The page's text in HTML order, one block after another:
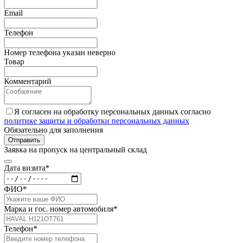
Email
Телефон
Номер телефона указан неверно
Товар
Комментарий
Я согласен на обработку персональных данных согласно
политике защиты и обработки персональных данных
Обязательно для заполнения
Отправить
Заявка на пропуск на центральный склад
Дата визита*
ФИО*
Марка и гос. номер автомобиля*
Телефон*